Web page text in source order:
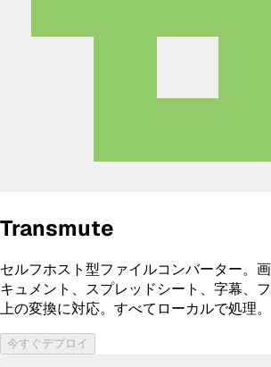
Transmute
セルフホスト型ファイルコンバーター。
キュメント、スプレッドシート、字幕、
上の変換に対応。すべてローカルで処理。
今すぐデプロイ